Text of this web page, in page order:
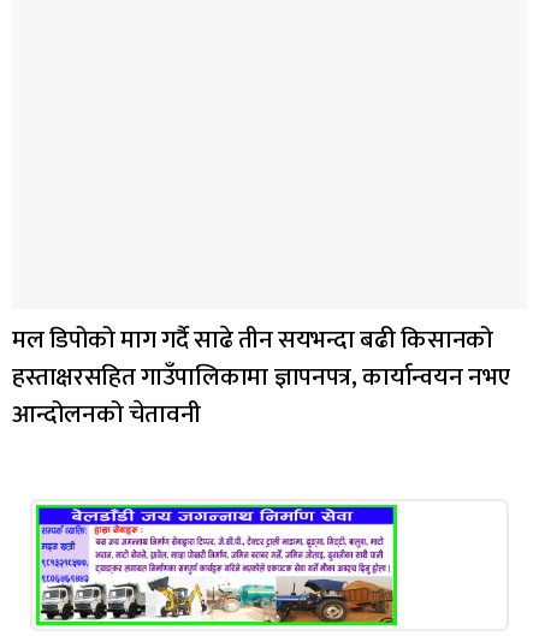
मल डिपोको माग गर्दै साढे तीन सयभन्दा बढी किसानको
हस्ताक्षरसहित गाउँपालिकामा ज्ञापनपत्र, कार्यान्वयन नभए
आन्दोलनको चेतावनी